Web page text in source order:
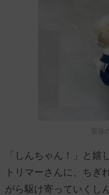
緊張
「しんちゃん！」と嬉
トリマーさんに、ちぎ
がら駆け寄っていくし